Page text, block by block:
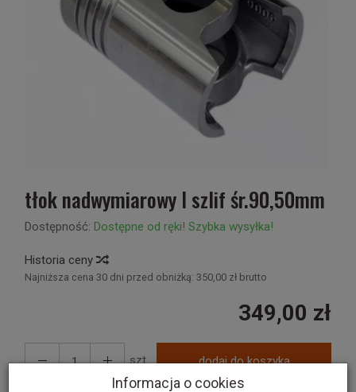
tłok nadwymiarowy I szlif śr.90,50mm
Dostępność: Dostępne od ręki! Szybka wysyłka!
Historia ceny
Najniższa cena 30 dni przed obniżką: 350,00 zł brutto
349,00 zł
szt. dodaj do koszyka
Informacja o cookies